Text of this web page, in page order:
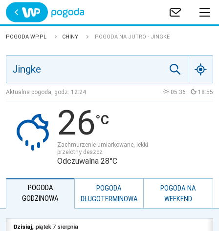
Trwa ładowanie
POLSKA
JAKOŚĆ POWIETRZA
POGODA WP.PL CHINY POGODA NA JUTRO - JINGKE
Aktualna pogoda, godz. 12:24 05:36 18:55
26
Zachmurzenie umiarkowane, lekki
przelotny deszcz
Odczuwalna 28°C
POGODA
GODZINOWA
POGODA
DŁUGOTERMINOWA
POGODA NA
WEEKEND